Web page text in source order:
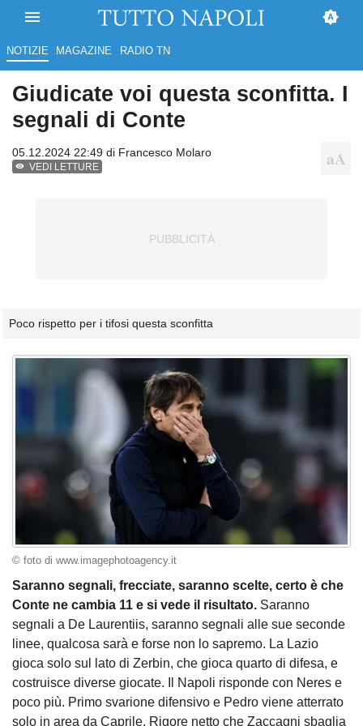
NOTIZIE MAGAZINE RADIO TN
Giudicate voi questa sconfitta. I
segnali di Conte
05.12.2024 22:49 di Francesco Molaro
VEDI LETTURE
Poco rispetto per i tifosi questa sconfitta
© foto di www.imagephotoagency.it
Saranno segnali, frecciate, saranno scelte, certo è che
Conte ne cambia 11 e si vede il risultato. Saranno
segnali a De Laurentiis, saranno segnali alle sue seconde
linee, qualcosa sarà e forse non lo sapremo. La Lazio
gioca solo sul lato di Zerbin, che gioca quarto di difesa, e
costruisce diverse giocate. Il Napoli risponde con Neres e
poco più. Primo svarione difensivo e Pedro viene atterrato
solo in area da Caprile. Rigore netto che Zaccagni sbaglia